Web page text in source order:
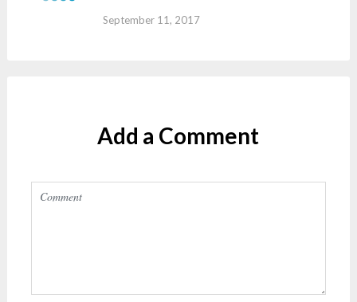
September 11, 2017
Add a Comment